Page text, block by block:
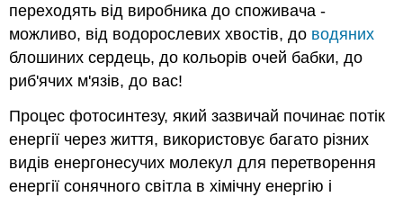
переходять від виробника до споживача -
можливо, від водорослевих хвостів, до водяних
блошиних сердець, до кольорів очей бабки, до
риб'ячих м'язів, до вас!
Процес фотосинтезу, який зазвичай починає потік
енергії через життя, використовує багато різних
видів енергонесучих молекул для перетворення
енергії сонячного світла в хімічну енергію і